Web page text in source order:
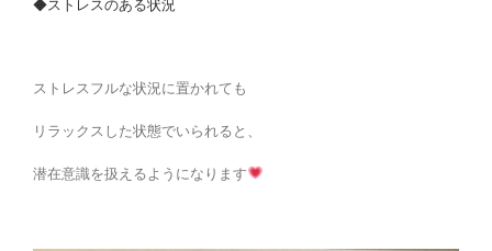
◆ストレスのある状況
ストレスフルな状況に置かれても
リラックスした状態でいられると、
潜在意識を扱えるようになります